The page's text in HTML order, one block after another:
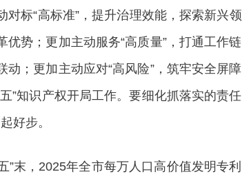
标“高标准”，提升治理效能，探索新兴
势；更加主动服务“高质量”，打通工作
；更加主动应对“高风险”，筑牢安全屏
”知识产权开局工作。要细化抓落实的责
好步。
末，2025年全市每万人口高价值发明专